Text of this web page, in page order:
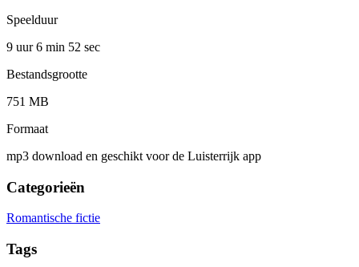
Speelduur
9 uur 6 min 52 sec
Bestandsgrootte
751 MB
Formaat
mp3 download en geschikt voor de Luisterrijk app
Categorieën
Romantische fictie
Tags